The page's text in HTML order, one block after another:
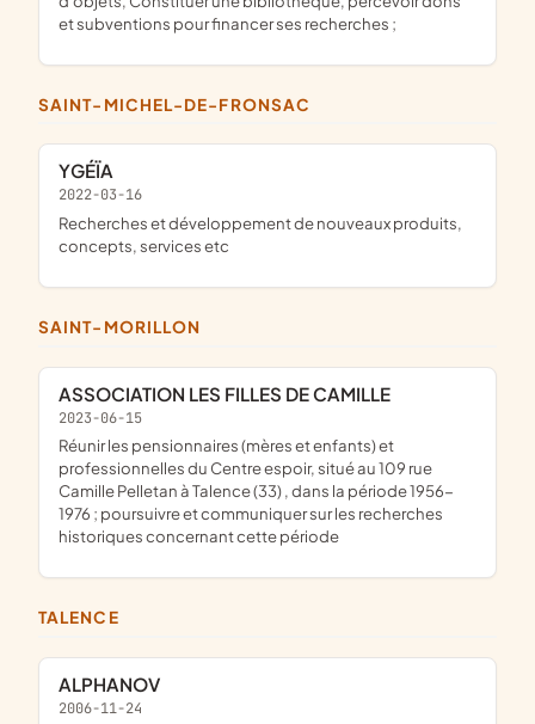
et subventions pour financer ses recherches ;
SAINT-MICHEL-DE-FRONSAC
YGÉÏA
2022-03-16
recherches et développement de nouveaux produits,
concepts, services etc
SAINT-MORILLON
ASSOCIATION LES FILLES DE CAMILLE
2023-06-15
réunir les pensionnaires (mères et enfants) et
professionnelles du Centre espoir, situé au 109 rue
Camille Pelletan à Talence (33) , dans la période 1956-
1976 ; poursuivre et communiquer sur les recherches
historiques concernant cette période
TALENCE
ALPHANOV
2006-11-24